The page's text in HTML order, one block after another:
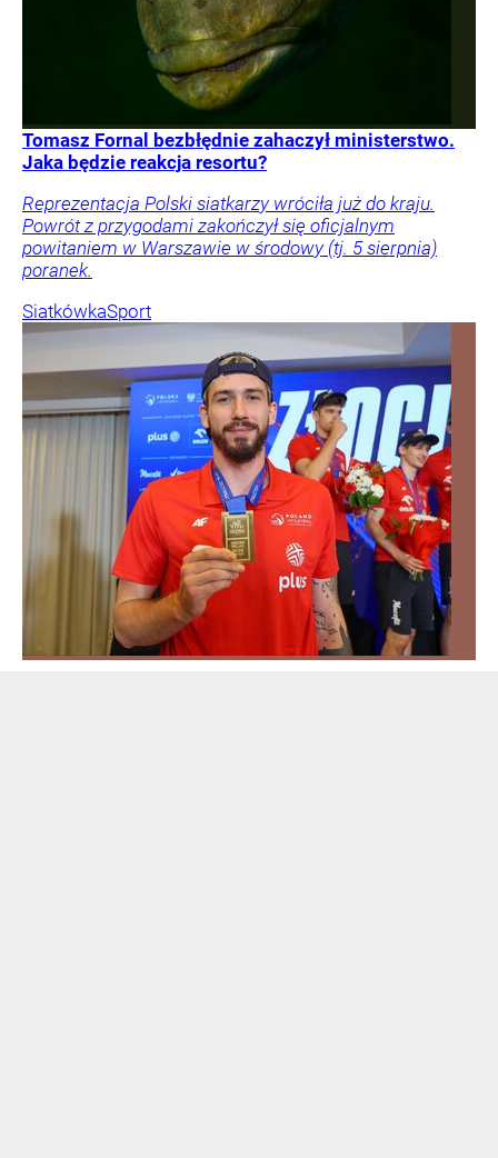
Tomasz Fornal bezbłędnie zahaczył ministerstwo.
Jaka będzie reakcja resortu?
Reprezentacja Polski siatkarzy wróciła już do kraju.
Powrót z przygodami zakończył się oficjalnym
powitaniem w Warszawie w środowy (tj. 5 sierpnia)
poranek.
SiatkówkaSport